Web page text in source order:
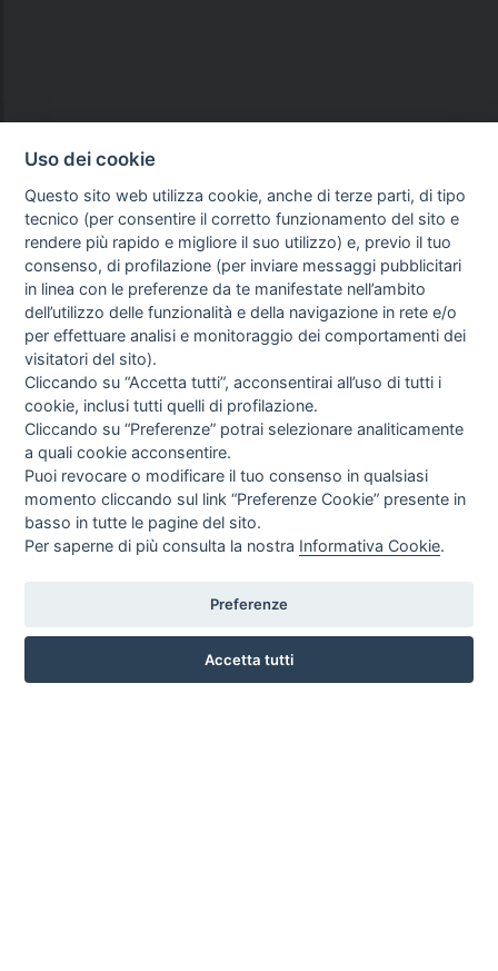
CORSO ITALIA 97 - 87032 CAMPORA SAN GIOVANNI (CS)
3476518234
Uso dei cookie
Questo sito web utilizza cookie, anche di terze parti, di tipo
tecnico (per consentire il corretto funzionamento del sito e
rendere più rapido e migliore il suo utilizzo) e, previo il tuo
consenso, di profilazione (per inviare messaggi pubblicitari
in linea con le preferenze da te manifestate nell’ambito
dell’utilizzo delle funzionalità e della navigazione in rete e/o
per effettuare analisi e monitoraggio dei comportamenti dei
visitatori del sito).
Cliccando su “Accetta tutti”, acconsentirai all’uso di tutti i
cookie, inclusi tutti quelli di profilazione.
Cliccando su “Preferenze” potrai selezionare analiticamente
a quali cookie acconsentire.
Puoi revocare o modificare il tuo consenso in qualsiasi
momento cliccando sul link “Preferenze Cookie” presente in
basso in tutte le pagine del sito.
Per saperne di più consulta la nostra Informativa Cookie.
Preferenze
Accetta tutti